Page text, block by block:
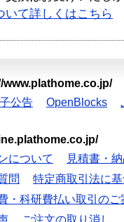
いて詳しくはこちら
www.plathome.co.jp/
公告 OpenBlocks
について
見積書・
問
特定商取引法に
・科研費払い取引のご
ご注文の取り消し